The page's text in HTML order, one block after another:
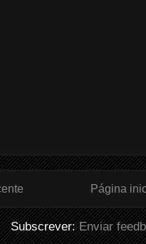
Página
Subscrever:Enviar